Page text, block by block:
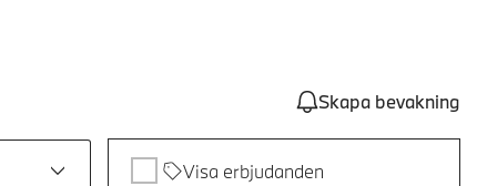
Skapa bevakning
Visa erbjudanden